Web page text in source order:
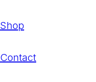
Shop
Contact